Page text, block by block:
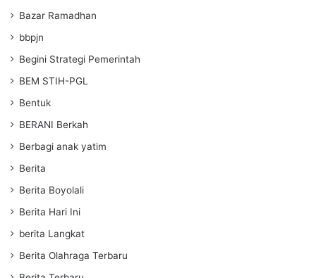
Bazar Ramadhan
bbpjn
Begini Strategi Pemerintah
BEM STIH-PGL
Bentuk
BERANI Berkah
Berbagi anak yatim
Berita
Berita Boyolali
Berita Hari Ini
berita Langkat
Berita Olahraga Terbaru